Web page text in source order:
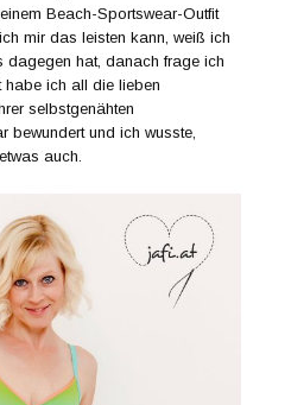
Beach-Sportswear-Outfit
mir das leisten kann, weiß ich
dagegen hat, danach frage ich
habe ich all die lieben
selbstgenähten
bewundert und ich wusste,
auch.